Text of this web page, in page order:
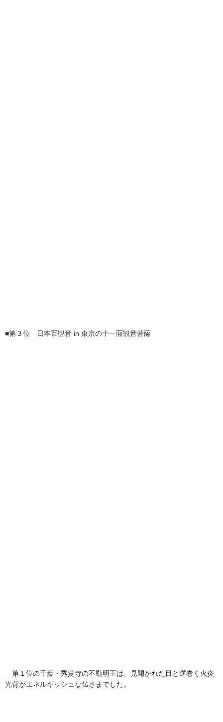
■第３位 日本百観音 in 東京の十一面観音菩薩
第１位の千葉・秀覚寺の不動明王は、見開かれた目と逆巻く火炎
光背がエネルギッシュな仏さまでした。